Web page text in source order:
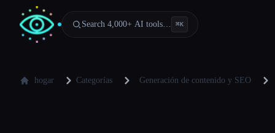
Search 4,000+ AI tools… ⌘K
hogar Categorías Generación de contenido y SEO